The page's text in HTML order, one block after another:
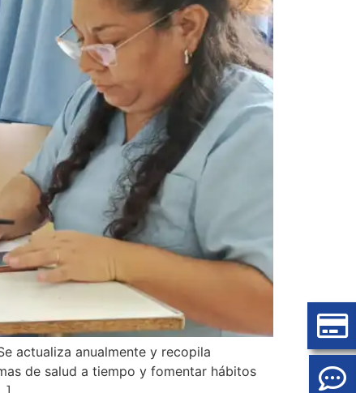
actualiza anualmente y recopila
de salud a tiempo y fomentar hábitos